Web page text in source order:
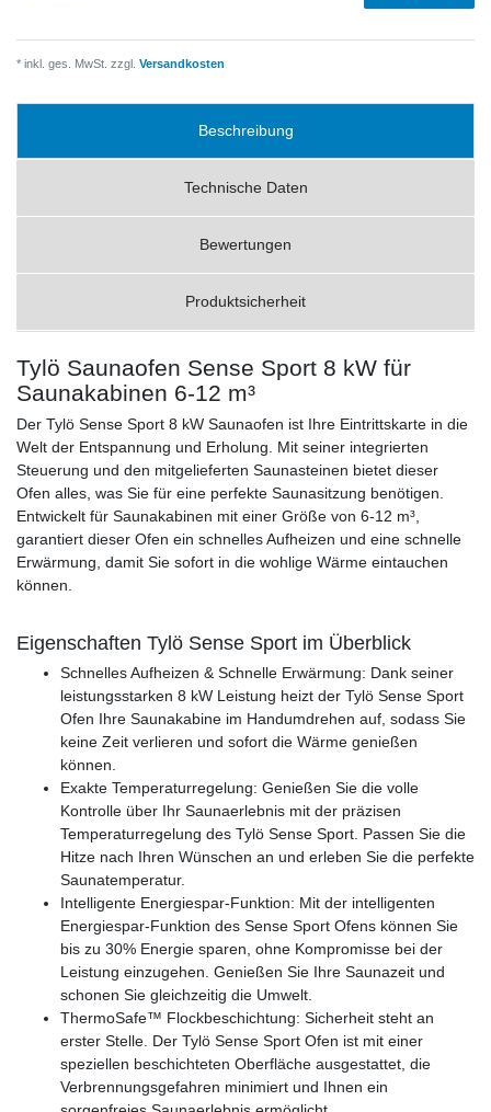
* inkl. ges. MwSt. zzgl. Versandkosten
Beschreibung
Technische Daten
Bewertungen
Produktsicherheit
Tylö Saunaofen Sense Sport 8 kW für
Saunakabinen 6-12 m³
Der Tylö Sense Sport 8 kW Saunaofen ist Ihre Eintrittskarte in die
Welt der Entspannung und Erholung. Mit seiner integrierten
Steuerung und den mitgelieferten Saunasteinen bietet dieser
Ofen alles, was Sie für eine perfekte Saunasitzung benötigen.
Entwickelt für Saunakabinen mit einer Größe von 6-12 m³,
garantiert dieser Ofen ein schnelles Aufheizen und eine schnelle
Erwärmung, damit Sie sofort in die wohlige Wärme eintauchen
können.
Eigenschaften Tylö Sense Sport im Überblick
Schnelles Aufheizen & Schnelle Erwärmung: Dank seiner
leistungsstarken 8 kW Leistung heizt der Tylö Sense Sport
Ofen Ihre Saunakabine im Handumdrehen auf, sodass Sie
keine Zeit verlieren und sofort die Wärme genießen
können.
Exakte Temperaturregelung: Genießen Sie die volle
Kontrolle über Ihr Saunaerlebnis mit der präzisen
Temperaturregelung des Tylö Sense Sport. Passen Sie die
Hitze nach Ihren Wünschen an und erleben Sie die perfekte
Saunatemperatur.
Intelligente Energiespar-Funktion: Mit der intelligenten
Energiespar-Funktion des Sense Sport Ofens können Sie
bis zu 30% Energie sparen, ohne Kompromisse bei der
Leistung einzugehen. Genießen Sie Ihre Saunazeit und
schonen Sie gleichzeitig die Umwelt.
ThermoSafe™ Flockbeschichtung: Sicherheit steht an
erster Stelle. Der Tylö Sense Sport Ofen ist mit einer
speziellen beschichteten Oberfläche ausgestattet, die
Verbrennungsgefahren minimiert und Ihnen ein